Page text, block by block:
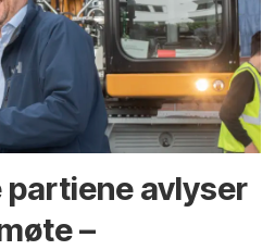
partiene avlyser
–